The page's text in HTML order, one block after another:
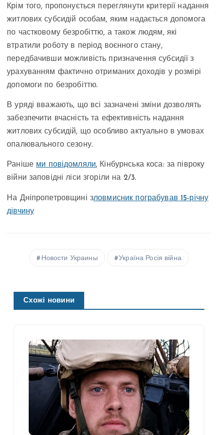
Крім того, пропонується переглянути критерії надання
житлових субсидій особам, яким надається допомога
по частковому безробіттю, а також людям, які
втратили роботу в період воєнного стану,
передбачивши можливість призначення субсидії з
урахуванням фактично отриманих доходів у розмірі
допомоги по безробіттю.
В уряді вважають, що всі зазначені зміни дозволять
забезпечити вчасність та ефективність надання
житлових субсидій, що особливо актуально в умовах
опалювального сезону.
Раніше ми повідомляли, Кінбурнська коса: за півроку
війни заповідні ліси згоріли на 2/3.
На Дніпропетровщині зловмисник пограбував 15-річну
дівчину
Новости Украины Україна Росія війна
Схожі новини